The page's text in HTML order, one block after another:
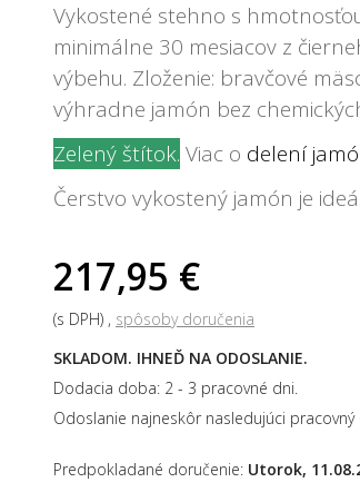
Vykostené stehno s
minimálne 30 mesiacov z
výbehu. Zloženie: bravčové
výhradne jamón bez
Zelený štítok. Viac o delení
Čerstvo vykostený jamón je
217,95 €
(s DPH)
spôsoby doručenia
SKLADOM. IHNEĎ NA ODOSLANIE.
Dodacia doba: 2 - 3 pracovné dni.
Odoslanie najneskôr nasledujúci pracovný
Predpokladané doručenie: Utorok,